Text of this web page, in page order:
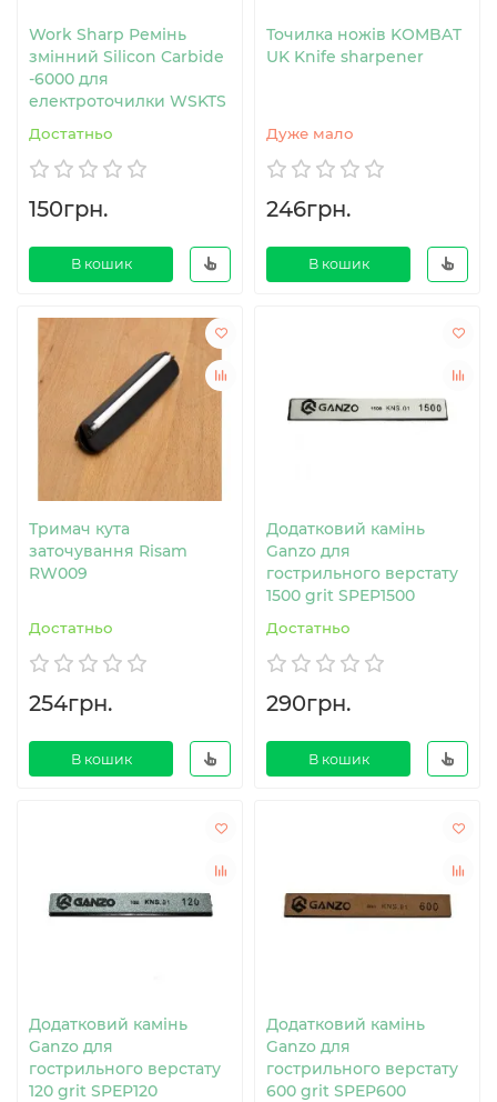
Work Sharp Ремінь
змінний Silicon Carbide
-6000 для
електроточилки WSKTS
Достатньо
150грн.
В кошик
Точилка ножів KOMBAT
UK Knife sharpener
Дуже мало
246грн.
В кошик
Тримач кута
заточування Risam
RW009
Достатньо
254грн.
В кошик
Додатковий камінь
Ganzo для
гострильного верстату
1500 grit SPEP1500
Достатньо
290грн.
В кошик
Додатковий камінь
Ganzo для
гострильного верстату
120 grit SPEP120
Додатковий камінь
Ganzo для
гострильного верстату
600 grit SPEP600